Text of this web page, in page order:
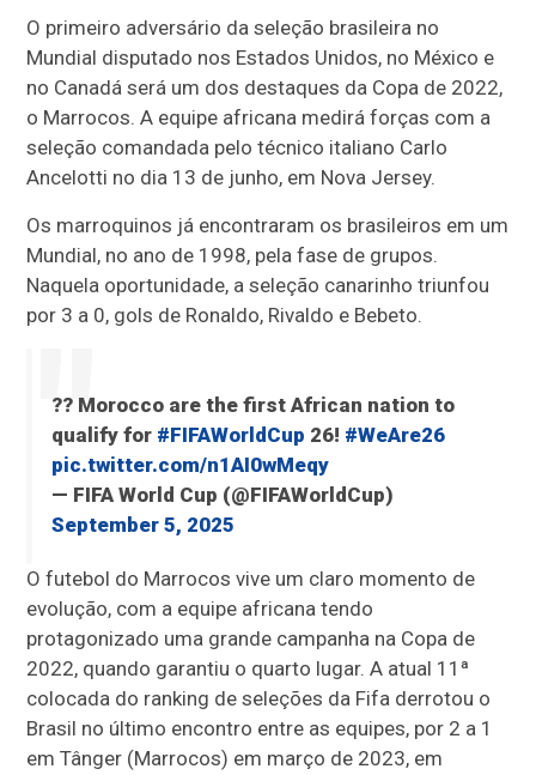
O primeiro adversário da seleção brasileira no
Mundial disputado nos Estados Unidos, no México e
no Canadá será um dos destaques da Copa de 2022,
o Marrocos. A equipe africana medirá forças com a
seleção comandada pelo técnico italiano Carlo
Ancelotti no dia 13 de junho, em Nova Jersey.
Os marroquinos já encontraram os brasileiros em um
Mundial, no ano de 1998, pela fase de grupos.
Naquela oportunidade, a seleção canarinho triunfou
por 3 a 0, gols de Ronaldo, Rivaldo e Bebeto.
?? Morocco are the first African nation to
qualify for #FIFAWorldCup 26! #WeAre26
pic.twitter.com/n1AI0wMeqy
— FIFA World Cup (@FIFAWorldCup)
September 5, 2025
O futebol do Marrocos vive um claro momento de
evolução, com a equipe africana tendo
protagonizado uma grande campanha na Copa de
2022, quando garantiu o quarto lugar. A atual 11ª
colocada do ranking de seleções da Fifa derrotou o
Brasil no último encontro entre as equipes, por 2 a 1
em Tânger (Marrocos) em março de 2023, em